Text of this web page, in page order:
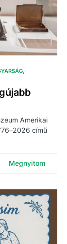
Amerikai
című
Megnyitom